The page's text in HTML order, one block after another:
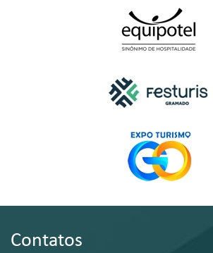
Contatos